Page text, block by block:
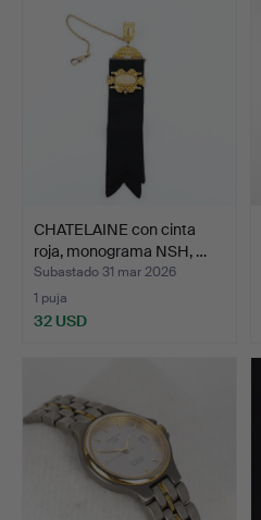
CHATELAINE con cinta
roja, monograma NSH, …
Subastado 31 mar 2026
1 puja
32 USD